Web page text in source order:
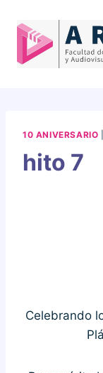
content
10 ANIVERSARIO
hito 7
Celebrando